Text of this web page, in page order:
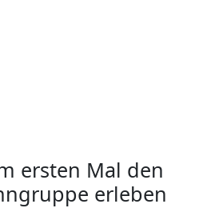
ersten Mal den
erleben